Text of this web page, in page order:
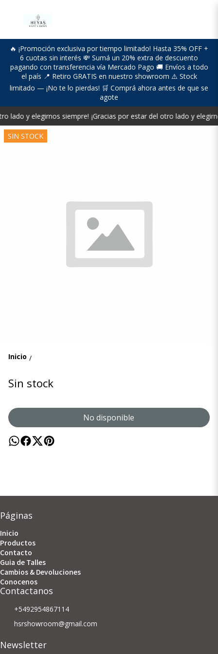
🔥 ¡Promoción exclusiva por tiempo limitado! Hasta 35% OFF +
6 cuotas sin interés 💸 Sumá un 20% extra de descuento
pagando con transferencia vía Mercado Pago 🚚 Envíos a todo
el país 📍 Retiro GRATIS en nuestro showroom ⚠️ Stock
limitado — ¡No te lo pierdas! 🛒 Comprá ahora antes de que se
agote
lado y elegirnos siempre! ¡Gracias por estar del otro lado y
SIN STOCK
Inicio /
Sin stock
No disponible
Páginas
Inicio
Productos
Contacto
Guia de Talles
Cambios & Devoluciones
Conocenos
Contactanos
+5492954867114
hsrshowroom@gmail.com
Newsletter